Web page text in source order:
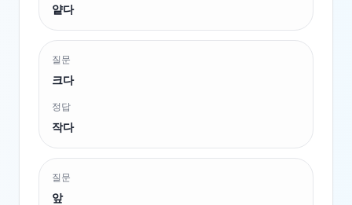
얕다
질문
크다
정답
작다
질문
앞